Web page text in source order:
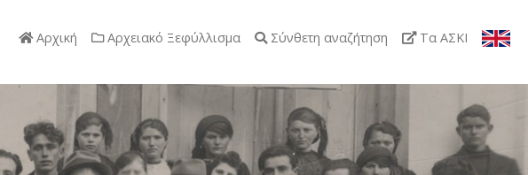
Αρχική Αρχειακό Ξεφύλλισμα Σύνθετη αναζήτηση Τα ΑΣΚΙ